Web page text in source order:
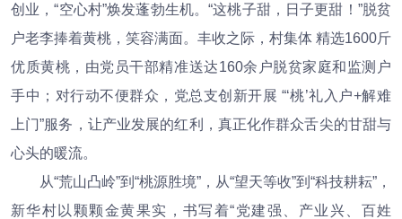
创业，“空心村”焕发蓬勃生机。“这桃子甜，日子更甜！”脱贫
户老李捧着黄桃，笑容满面。丰收之际，村集体 精选1600斤
优质黄桃，由党员干部精准送达160余户脱贫家庭和监测户
手中；对行动不便群众，党总支创新开展 “‘桃’礼入户+解难
上门”服务，让产业发展的红利，真正化作群众舌尖的甘甜与
心头的暖流。
从“荒山凸岭”到“桃源胜境”，从“望天等收”到“科技耕耘”，
新华村以颗颗金黄果实，书写着“党建强、产业兴、百姓